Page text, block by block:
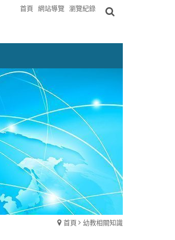
首頁 網站導覽 瀏覽紀錄
首頁 幼教相關知識